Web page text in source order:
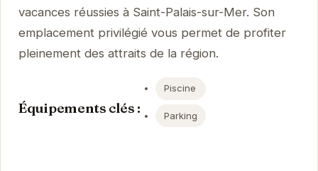
vacances réussies à Saint-Palais-sur-Mer. Son
emplacement privilégié vous permet de profiter
pleinement des attraits de la région.
Équipements clés :
Piscine
Parking